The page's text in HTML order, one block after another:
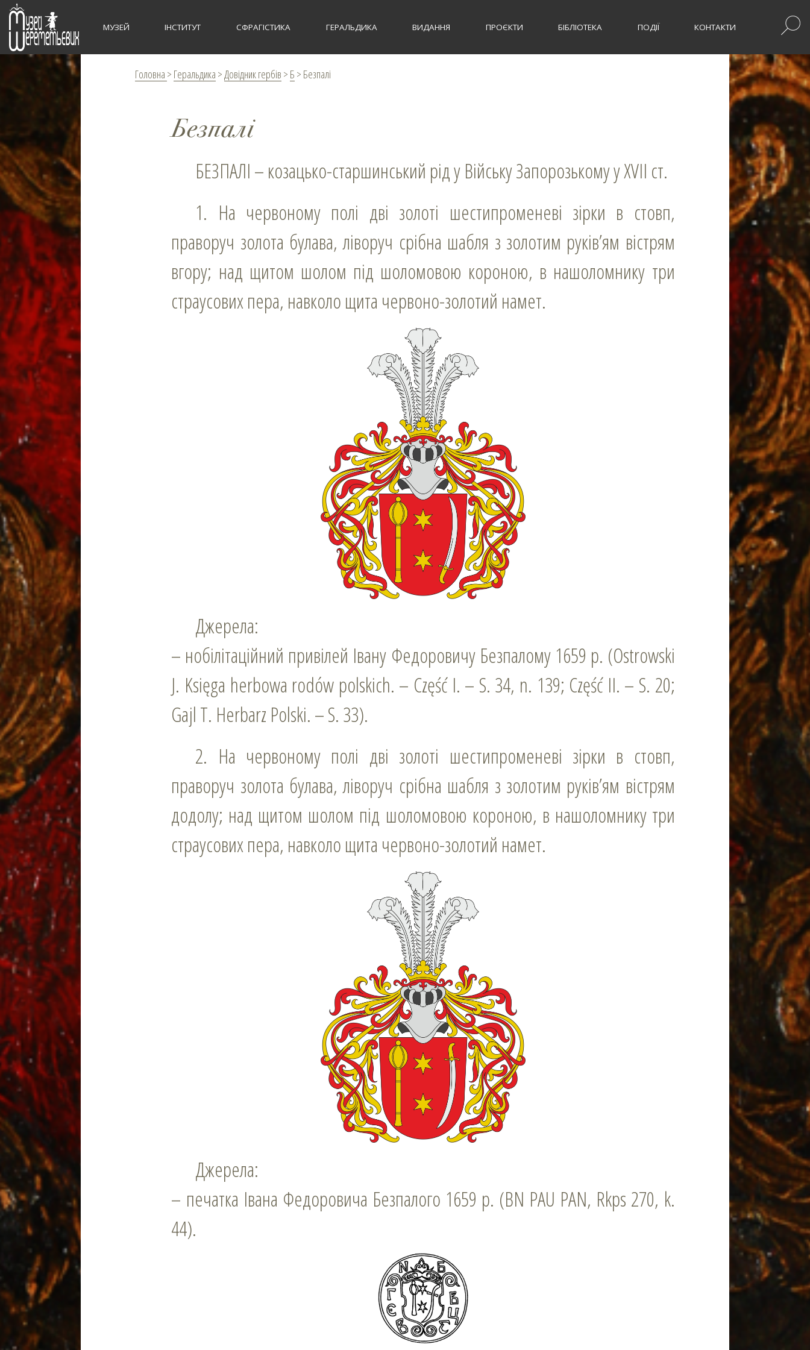
МУЗЕЙ ІНСТИТУТ СФРАГІСТИКА ГЕРАЛЬДИКА ВИДАННЯ ПРОЄКТИ БІБЛІОТЕКА ПОДІЇ КОНТАКТИ
Головна > Геральдика >Довідник гербів > Б > Безпалі
Безпалі
БЕЗПАЛІ – козацько-старшинський рід у Війську Запорозькому у XVII ст.
1. На червоному полі дві золоті шестипроменеві зірки в стовп,
праворуч золота булава, ліворуч срібна шабля з золотим руків’ям вістрям
вгору; над щитом шолом під шоломовою короною, в нашоломнику три
страусових пера, навколо щита червоно-золотий намет.
Джерела:
– нобілітаційний привілей Івану Федоровичу Безпалому 1659 р. (Ostrowski
J. Księga herbowa rodów polskich. – Część I. – S. 34, n. 139; Część ІI. – S. 20;
Gajl T. Herbarz Polski. – S. 33).
2. На червоному полі дві золоті шестипроменеві зірки в стовп,
праворуч золота булава, ліворуч срібна шабля з золотим руків’ям вістрям
додолу; над щитом шолом під шоломовою короною, в нашоломнику три
страусових пера, навколо щита червоно-золотий намет.
Джерела:
– печатка Івана Федоровича Безпалого 1659 р. (BN PAU PAN, Rkps 270, k.
44).